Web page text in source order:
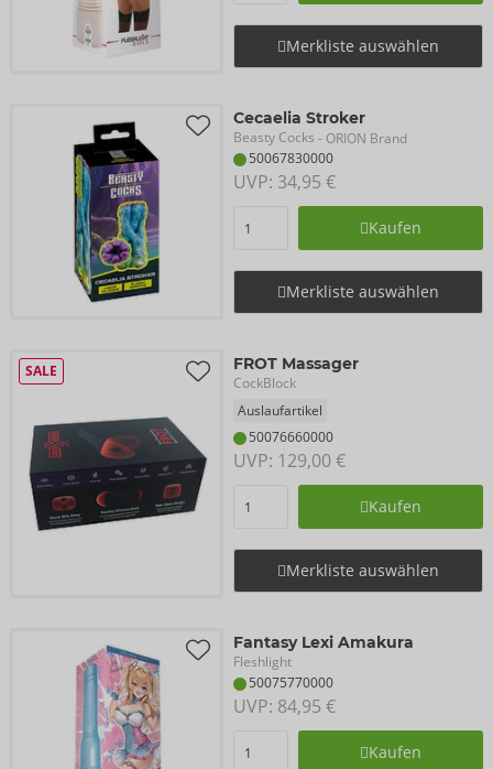
Merkliste auswählen
Cecaelia Stroker
Beasty Cocks - ORION Brand
50067830000
UVP: 34,95 €
Kaufen
Merkliste auswählen
SALE FROT Massager
CockBlock
Auslaufartikel
50076660000
UVP: 129,00 €
Kaufen
Merkliste auswählen
Fantasy Lexi Amakura
Fleshlight
50075770000
UVP: 84,95 €
Kaufen